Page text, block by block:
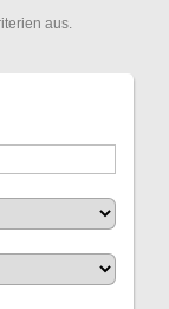
aus.